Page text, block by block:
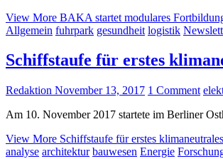
View More BAKA startet modulares
Allgemein fuhrpark gesundheit logistik
Schiffstaufe für erstes
Redaktion November 13, 2017 1 Comment
Am 10. November 2017 startete im Berliner
View More Schiffstaufe für erstes
analyse architektur bauwesen Energie